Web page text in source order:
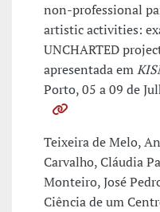
non-professional
artistic activities:
UNCHARTED
apresentada em
Porto, 05 a 09 de
Teixeira de Melo,
Carvalho, Cláudia
Monteiro, José
Ciência de um